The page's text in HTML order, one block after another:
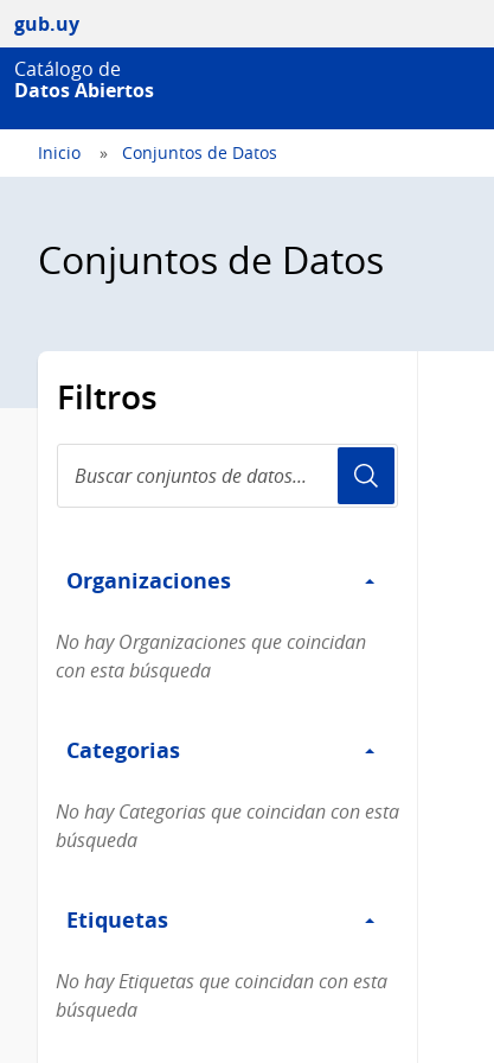
gub.uy
Catálogo de
Datos Abiertos
Inicio Conjuntos de Datos
Conjuntos de Datos
Filtros
conjuntos
de
Organizaciones
Organizaciones
No hay Organizaciones que coincidan
con esta búsqueda
Categorias
Categorias
No hay Categorias que coincidan con esta
búsqueda
Etiquetas
Etiquetas
No hay Etiquetas que coincidan con esta
búsqueda